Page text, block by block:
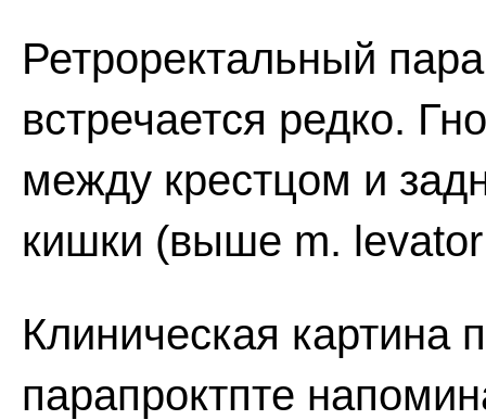
Ретроректальный
встречается редко.
между крестцом и
кишки (выше m.
Клиническая картина
парапроктпте